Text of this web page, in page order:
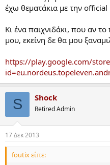
έχω θεματάκια με την
Κι ένα παιχνιδάκι, που αν
μου, εκείνη δε θα μου
https://play.google.com/
S Shock
Retired Admin
17 Δεκ 2013
foutix είπε: